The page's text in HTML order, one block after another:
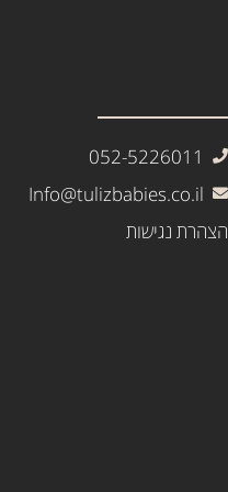
052-5226011
Info@tulizbabies.co.il
הצהרת נגישות